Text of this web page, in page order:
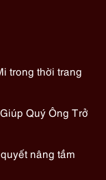
trong thời trang
Quý Ông Trở
nâng tầm